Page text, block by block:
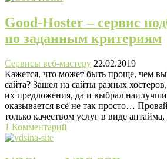
Good-Hoster – сервис
по заданным критериям
Сервисы веб-мастеру 22.02.2019
Кажется, что может быть проще, чем
сайта? Зашел на сайты разных
их предложения, да и выбрал
оказывается всё не так просто…
только качеством услуг в виде
1 Комментарий